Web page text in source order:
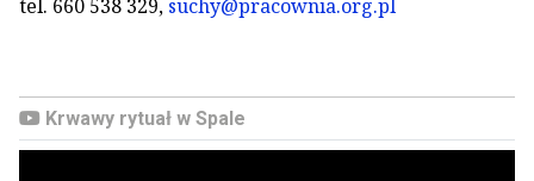
tel. 660 538 329, suchy@pracownia.org.pl
Krwawy rytuał w Spale